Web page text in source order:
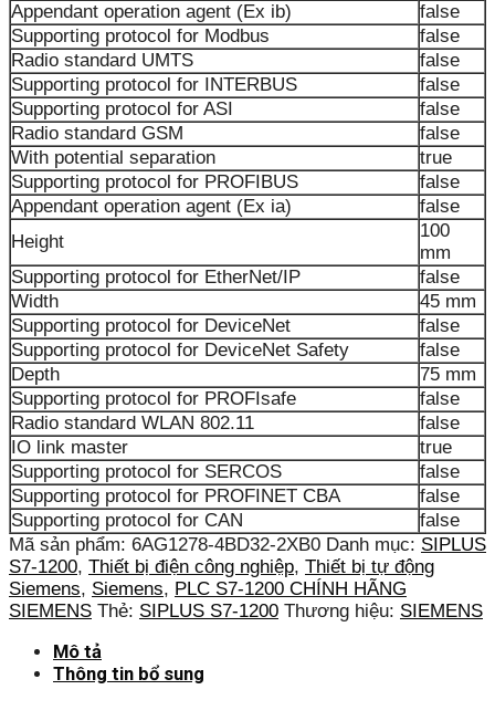
Appendant operation agent (Ex ib)
false
Supporting protocol for Modbus
false
Radio standard UMTS
false
Supporting protocol for INTERBUS
false
Supporting protocol for ASI
false
Radio standard GSM
false
With potential separation
true
Supporting protocol for PROFIBUS
false
Appendant operation agent (Ex ia)
false
Height
100
mm
Supporting protocol for EtherNet/IP
false
Width
45 mm
Supporting protocol for DeviceNet
false
Supporting protocol for DeviceNet Safety
false
Depth
75 mm
Supporting protocol for PROFIsafe
false
Radio standard WLAN 802.11
false
IO link master
true
Supporting protocol for SERCOS
false
Supporting protocol for PROFINET CBA
false
Supporting protocol for CAN
false
Mã sản phẩm: 6AG1278-4BD32-2XB0 Danh mục: SIPLUS
S7-1200, Thiết bị điện công nghiệp, Thiết bị tự động
Siemens, Siemens, PLC S7-1200 CHÍNH HÃNG
SIEMENS Thẻ: SIPLUS S7-1200 Thương hiệu: SIEMENS
Mô tả
Thông tin bổ sung